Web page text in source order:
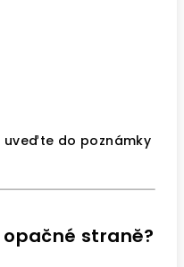
do poznámky
straně?